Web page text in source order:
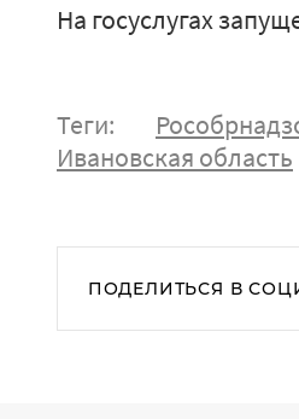
На госуслугах
Теги:
Ивановская область
ПОДЕЛИТЬСЯ В